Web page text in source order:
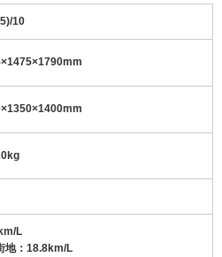
10
×1475×1790mm
×1350×1400mm
kg
L
地：18.8km/L